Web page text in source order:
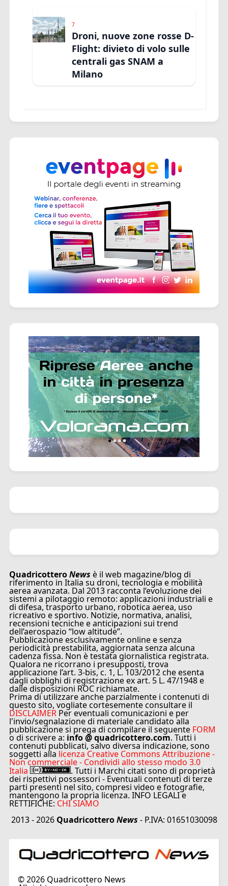
7
Droni, nuove zone rosse D-
Flight: divieto di volo sulle
centrali gas SNAM a
Milano
QuadricotteroNews è il web magazine/blog di
riferimento in Italia su droni, tecnologia e mobilità
aerea avanzata. Dal 2013 racconta l’evoluzione dei
sistemi a pilotaggio remoto: applicazioni industriali e
di difesa, trasporto urbano, robotica aerea, uso
ricreativo e sportivo. Notizie, normativa, analisi,
recensioni tecniche e anticipazioni sui trend
dell’aerospazio “low altitude”.
Pubblicazione esclusivamente online e senza
periodicità prestabilita, aggiornata senza alcuna
cadenza fissa. Non è testata giornalistica registrata.
Qualora ne ricorrano i presupposti, trova
applicazione l’art. 3-bis, c. 1, L. 103/2012 che esenta
dagli obblighi di registrazione ex art. 5 L. 47/1948 e
dalle disposizioni ROC richiamate.
Prima di utilizzare anche parzialmente i contenuti di
questo sito, vogliate cortesemente consultare il
DISCLAIMER Per eventuali comunicazioni e per
l'invio/segnalazione di materiale candidato alla
pubblicazione si prega di compilare il seguente FORM
o di scrivere a: info @ quadricottero.com. Tutti i
contenuti pubblicati, salvo diversa indicazione, sono
soggetti alla licenza Creative Commons Attribuzione -
Non commerciale - Condividi allo stesso modo 3.0
Italia . Tutti i Marchi citati sono di proprietà
dei rispettivi possessori - Eventuali contenuti di terze
parti presenti nel sito, compresi video e fotografie,
mantengono la propria licenza. INFO LEGALI e
RETTIFICHE: CHI SIAMO
2013 - 2026 QuadricotteroNews - P.IVA: 01651030098
©2026Quadricottero News